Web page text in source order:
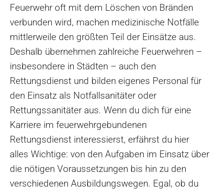
Feuerwehr oft mit dem Löschen von Bränden
verbunden wird, machen medizinische Notfälle
mittlerweile den größten Teil der Einsätze aus.
Deshalb übernehmen zahlreiche Feuerwehren –
insbesondere in Städten – auch den
Rettungsdienst und bilden eigenes Personal für
den Einsatz als Notfallsanitäter oder
Rettungssanitäter aus. Wenn du dich für eine
Karriere im feuerwehrgebundenen
Rettungsdienst interessierst, erfährst du hier
alles Wichtige: von den Aufgaben im Einsatz über
die nötigen Voraussetzungen bis hin zu den
verschiedenen Ausbildungswegen. Egal, ob du